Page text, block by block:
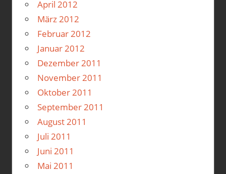
April 2012
März 2012
Februar 2012
Januar 2012
Dezember 2011
November 2011
Oktober 2011
September 2011
August 2011
Juli 2011
Juni 2011
Mai 2011